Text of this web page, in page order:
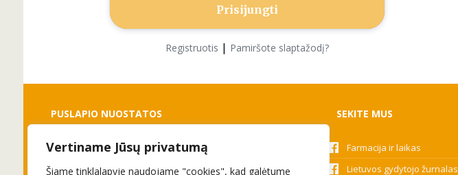
Vertiname Jūsų privatumą
Šiame tinklalapyje naudojame "cookies", kad galėtume
Registruotis | Pamiršote slaptažodį?
PUSLAPIO NUOSTATOS
Slapukai
Privatumo politika
SEKITE MUS
Farmacija ir laikas
Lietuvos gydytojo žurnalas